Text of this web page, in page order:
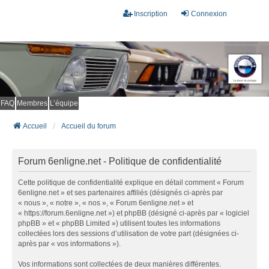
Connexion
Inscription
FAQ Membres L’équipe
Accueil Accueil du forum
Forum 6enligne.net - Politique de confidentialité
Cette politique de confidentialité explique en détail comment « Forum
6enligne.net » et ses partenaires affiliés (désignés ci-après par
« nous », « notre », « nos », « Forum 6enligne.net » et
« https://forum.6enligne.net ») et phpBB (désigné ci-après par « logiciel
phpBB » et « phpBB Limited ») utilisent toutes les informations
collectées lors des sessions d’utilisation de votre part (désignées ci-
après par « vos informations »).
Vos informations sont collectées de deux manières différentes.